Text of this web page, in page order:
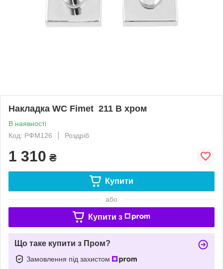
Накладка WC Fimet 211 В хром
В наявності
Код: РФМ126
Роздріб
1 310 ₴
Купити
або
Купити з
Що таке купити з Пром?
Замовлення під захистом